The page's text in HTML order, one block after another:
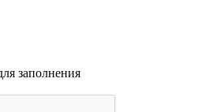
заполнения